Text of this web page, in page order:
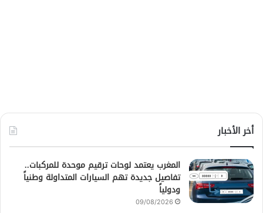
أخر الأخبار
المغرب يعتمد لوحات ترقيم موحدة للمركبات..
تفاصيل جديدة تهم السيارات المتداولة وطنياً
ودولياً
09/08/2026